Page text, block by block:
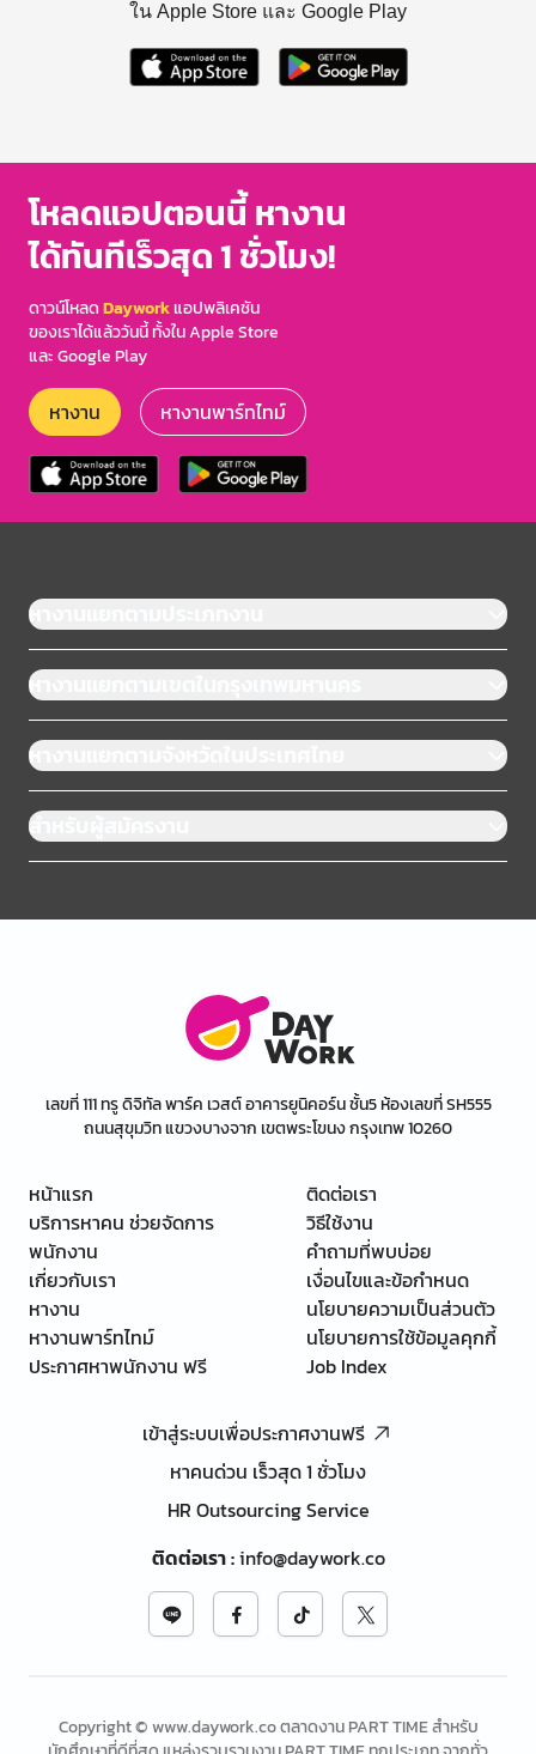
ใน Apple Store และ Google Play
โหลดแอปตอนนี้ หางาน
ได้ทันทีเร็วสุด 1 ชั่วโมง!
ดาวน์โหลดDayworkแอปพลิเคชัน
ของเราได้แล้ววันนี้ ทั้งใน Apple Store
และ Google Play
หางาน หางานพาร์ทไทม์
หางานแยกตามประเภทงาน
หางานแยกตามเขตในกรุงเทพมหานคร
หางานแยกตามจังหวัดในประเทศไทย
สำหรับผู้สมัครงาน
เลขที่ 111 ทรู ดิจิทัล พาร์ค เวสต์ อาคารยูนิคอร์น ชั้น5 ห้องเลขที่ SH555
ถนนสุขุมวิท แขวงบางจาก เขตพระโขนง กรุงเทพ 10260
หน้าแรก
บริการหาคน ช่วยจัดการ
พนักงาน
เกี่ยวกับเรา
หางาน
หางานพาร์ทไทม์
ประกาศหาพนักงาน ฟรี
ติดต่อเรา
วิธีใช้งาน
คำถามที่พบบ่อย
เงื่อนไขและข้อกำหนด
นโยบายความเป็นส่วนตัว
นโยบายการใช้ข้อมูลคุกกี้
Job Index
เข้าสู่ระบบเพื่อประกาศงานฟรี
หาคนด่วน เร็วสุด 1 ชั่วโมง
HR Outsourcing Service
ติดต่อเรา:info@daywork.co
Copyright © www.daywork.co ตลาดงาน PART TIME สำหรับ